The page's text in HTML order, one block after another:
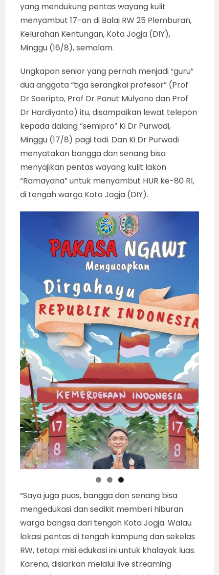
yang mendukung pentas wayang kulit
menyambut 17-an di Balai RW 25 Plemburan,
Kelurahan Kentungan, Kota Jogja (DIY),
Minggu (16/8), semalam.
Ungkapan senior yang pernah menjadi “guru”
dua anggota “tiga serangkai profesor” (Prof
Dr Soeripto, Prof Dr Panut Mulyono dan Prof
Dr Hardiyanto) itu, disampaikan lewat telepon
kepada dalang “semipro” Ki Dr Purwadi,
Minggu (17/8) pagi tadi. Dan Ki Dr Purwadi
menyatakan bangga dan senang bisa
menyajikan pentas wayang kulit lakon
“Ramayana” untuk menyambut HUR ke-80 RI,
di tengah warga Kota Jogja (DIY).